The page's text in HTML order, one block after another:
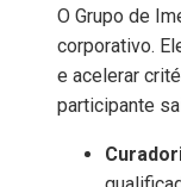
O Grupo de
corporativo.
e acelerar
participante